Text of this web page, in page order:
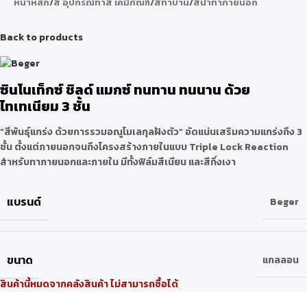
Back to products
ซินโนเท็กซ์ ชิลด์ แมกซ์ ทนทาน ทนนาน ด้วย
ไทเทเนียม 3 ชั้น
“สีพันธุ์แกร่ง ด้วยการรวมอณูโมเลกุลฝังตัว” อัดแน่นเสริมความแกร่งถึง 3
ชั้น ตั้งแต่ภายนอกจนถึงโครงสร้างภายในแบบ Triple Lock Reaction
สำหรับทาภายนอกและภายใน มีทั้งฟิล์มสีเนียน และสีกึ่งเงา
แบรนด์ Beger
ขนาด
แกลลอน
สินค้านี้หมดจากคลังสินค้า ไม่สามารถซื้อได้